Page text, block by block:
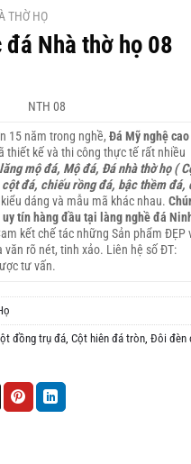
THỜ HỌ
đá Nhà thờ họ 08
NTH 08
15 năm trong nghề, Đá Mỹ nghệ cao
thiết kế và thi công thực tế rất nhiều
mộ đá, Mộ đá, Đá nhà thờ họ (
cột đá, chiếu rồng đá, bậc thềm đá,
dáng và mẫu mã khác nhau.
tín hàng đầu tại làng nghề đá
kết chế tác những Sản phẩm ĐẸP
văn rõ nét, tinh xảo. Liên hệ số ĐT:
tư vấn.
đồng trụ đá, Cột hiên đá tròn, Đôi đèn